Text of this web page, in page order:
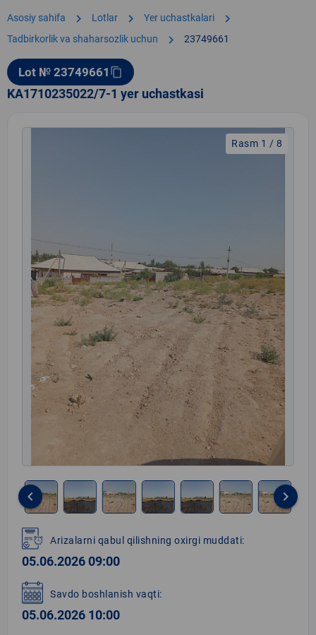
Asosiy sahifa chevron_right Lotlar chevron_right Yer uchastkalari chevron_right
Tadbirkorlik va shaharsozlik uchun chevron_right 23749661
Lot № 23749661 content_copy
KA1710235022/7-1 yer uchastkasi
Rasm 1 / 8
1
of
8
keyboard_arrow_left keyboard_arrow_right
Arizalarni qabul qilishning oxirgi muddati:
05.06.2026 09:00
Savdo boshlanish vaqti:
05.06.2026 10:00